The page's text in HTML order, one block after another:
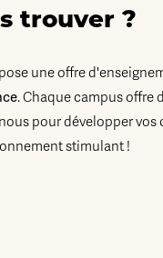
trouver ?
une offre
. Chaque campus offre
pour développer
stimulant !